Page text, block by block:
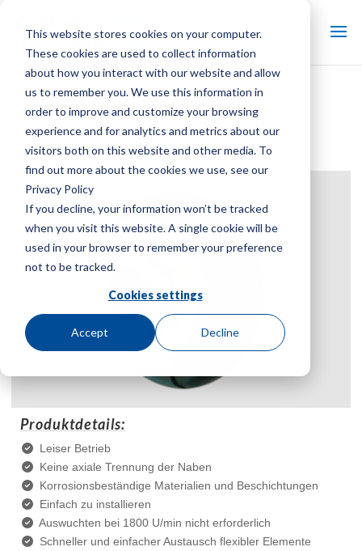
This website stores cookies on your computer.
These cookies are used to collect information
about how you interact with our website and allow
us to remember you. We use this information in
order to improve and customize your browsing
experience and for analytics and metrics about our
visitors both on this website and other media. To
find out more about the cookies we use, see our
Privacy Policy
If you decline, your information won’t be tracked
when you visit this website. A single cookie will be
used in your browser to remember your preference
not to be tracked.
Cookies settings
Accept Decline
KUPPLUNG
KÜHLTURMTEILE
Marke:Marley| Produktart:Kühlturmteile
Produktdetails:
Leiser Betrieb
Keine axiale Trennung der Naben
Korrosionsbeständige Materialien und Beschichtungen
Einfach zu installieren
Auswuchten bei 1800 U/min nicht erforderlich
Schneller und einfacher Austausch flexibler Elemente